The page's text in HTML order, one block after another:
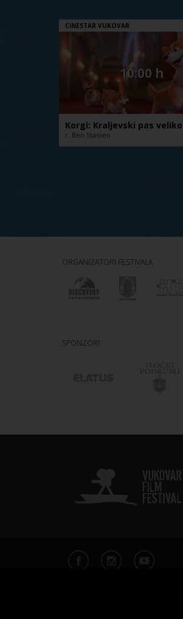
CINESTAR VUKOVAR
10:00 h
Korgi: Kraljevski pas
r. Ben Stassen
ORGANIZATORI FESTIVALA
SPONZORI
Sva prava pridržana © 2006-2019